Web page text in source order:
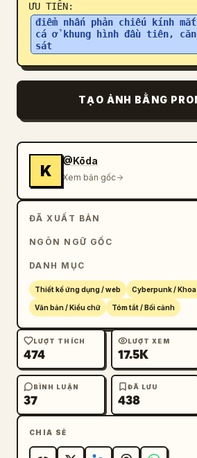
ƯU TIÊN:
điểm nhấn phản chiếu kính
cá ở khung hình đầu tiên, căn
sát
TẠO ẢNH BẰNG
K
@Kōda
Xem bản gốc
ĐÃ XUẤT BẢN
NGÔN NGỮ GỐC
DANH MỤC
Thiết kế ứng dụng / web Cyberpunk /
Văn bản / Kiểu chữ Tóm tắt / Bối cảnh
LƯỢT THÍCH
474
LƯỢT XEM
17.5K
BÌNH LUẬN
37
ĐÃ LƯU
438
CHIA SẺ